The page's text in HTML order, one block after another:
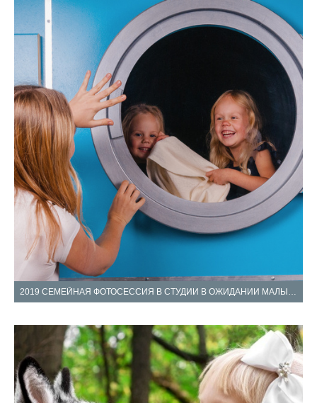
2019 СЕМЕЙНАЯ ФОТОСЕССИЯ В СТУДИИ В ОЖИДАНИИ МАЛЫША